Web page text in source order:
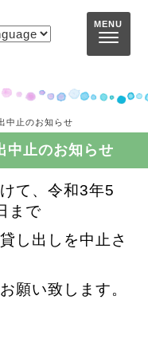
中止のお知らせ
止のお知らせ
て、令和3年5
まで
貸し出しを中止さ
願い致します。
MENU